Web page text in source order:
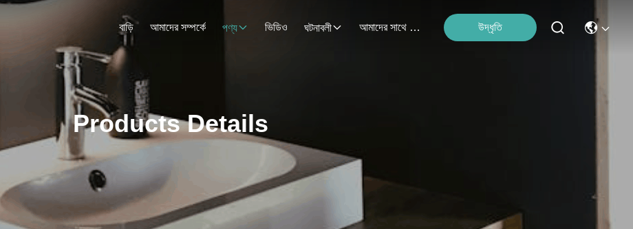
বাড়ি আমাদের সম্পর্কে পণ্য ভিডিও ঘটনাবলী আমাদের সাথে যোগাযোগ করুন উদ্ধৃতি
Products Details